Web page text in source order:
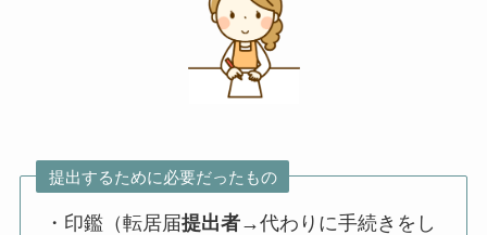
提出するために必要だったもの
・印鑑（転居届提出者→代わりに手続きをし